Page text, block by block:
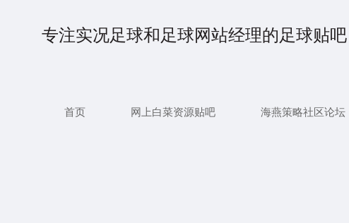
专注实况足球和足球网站经理的足球贴吧
首页 网上白菜资源贴吧 海燕策略社区论坛